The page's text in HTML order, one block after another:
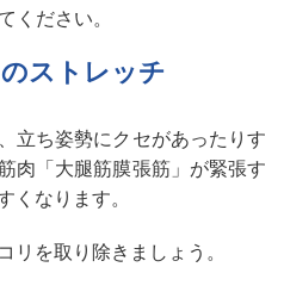
ください。
ストレッチ
立ち姿勢にクセがあったりす
肉「大腿筋膜張筋」が緊張す
くなります。
リを取り除きましょう。